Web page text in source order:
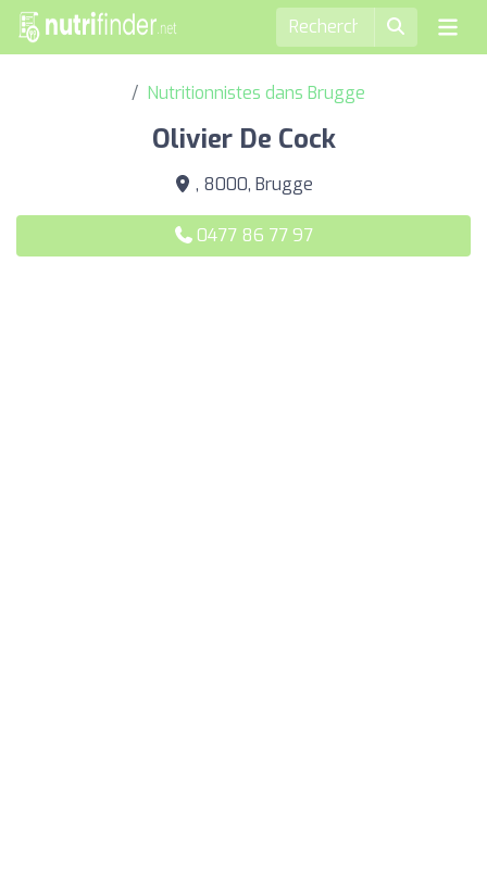
Nutritionnistes dans Brugge
Olivier De Cock
, 8000, Brugge
0477 86 77 97